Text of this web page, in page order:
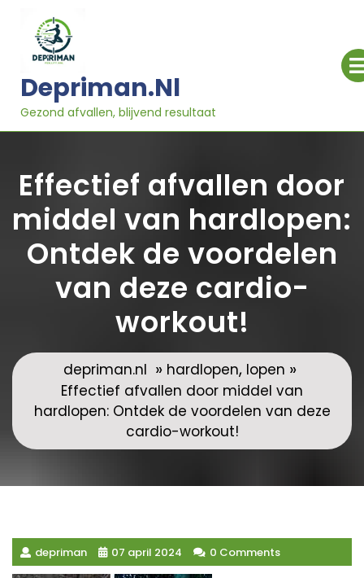
inhoud
Depriman.nl
Gezond afvallen, blijvend resultaat
Effectief afvallen door
middel van hardlopen:
Ontdek de voordelen
van deze cardio-
workout!
depriman.nl » hardlopen, lopen »
Effectief afvallen door middel van
hardlopen: Ontdek de voordelen van deze
cardio-workout!
depriman 07 april 2024 0 Comments